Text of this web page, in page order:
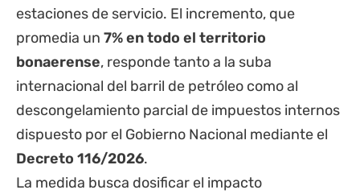
estaciones de servicio. El incremento, que
promedia un 7% en todo el territorio
bonaerense, responde tanto a la suba
internacional del barril de petróleo como al
descongelamiento parcial de impuestos internos
dispuesto por el Gobierno Nacional mediante el
Decreto 116/2026.
La medida busca dosificar el impacto